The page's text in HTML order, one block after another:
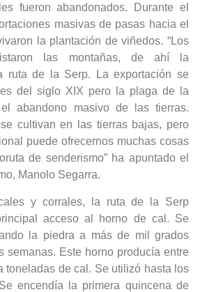
fueron abandonados. Durante el
masivas de pasas hacia el
la plantación de viñedos. “Los
las montañas, de ahí la
ruta de la Serp. La exportación se
del siglo XIX pero la plaga de la
abandono masivo de las tierras.
cultivan en las tierras bajas, pero
puede ofrecernos muchas cosas
de senderismo” ha apuntado el
Manolo Segarra.
y corrales, la ruta de la Serp
acceso al horno de cal. Se
la piedra a más de mil grados
semanas. Este horno producía entre
toneladas de cal. Se utilizó hasta los
encendía la primera quincena de